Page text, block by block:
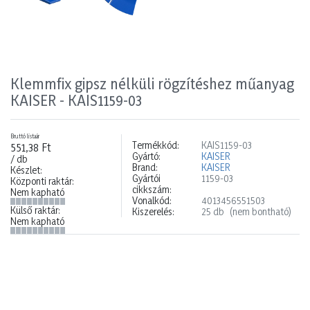
Klemmfix gipsz nélküli rögzítéshez műanyag
KAISER - KAIS1159-03
Bruttó listaár
551,38 Ft
/ db
Készlet:
Központi raktár:
Nem kapható
Külső raktár:
Nem kapható
Termékkód:
KAIS1159-03
Gyártó:
KAISER
Brand:
KAISER
Gyártói
cikkszám:
1159-03
Vonalkód:
4013456551503
Kiszerelés:
25 db (nem bontható)